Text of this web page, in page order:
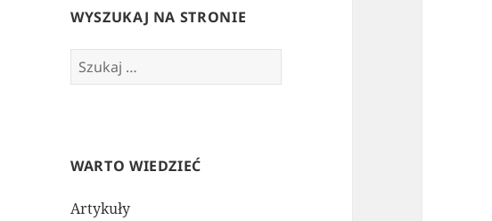
WYSZUKAJ NA STRONIE
Szukaj:
WARTO WIEDZIEĆ
Artykuły